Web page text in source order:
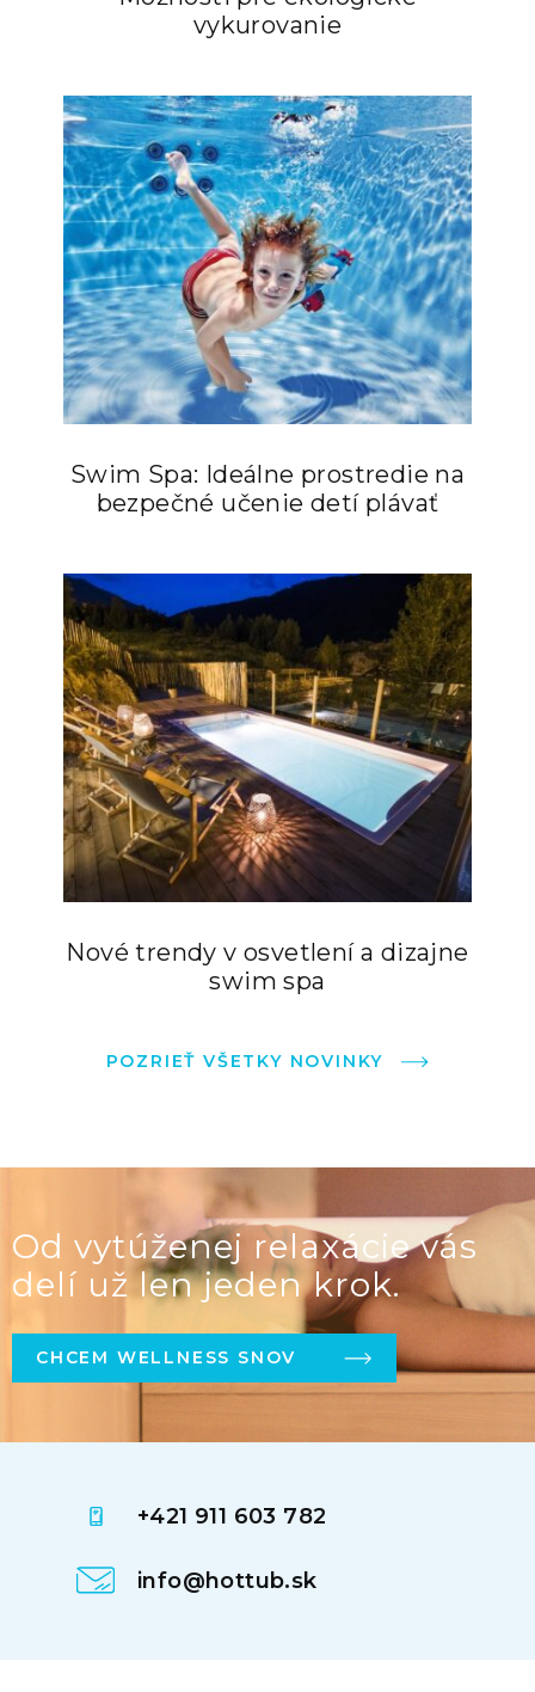
vykurovanie
Swim Spa: Ideálne prostredie na
bezpečné učenie detí plávať
Nové trendy v osvetlení a dizajne
swim spa
POZRIEŤ VŠETKY NOVINKY
Od vytúženej relaxácie vás
delí už len jeden krok.
CHCEM WELLNESS SNOV
+421 911 603 782
info@hottub.sk